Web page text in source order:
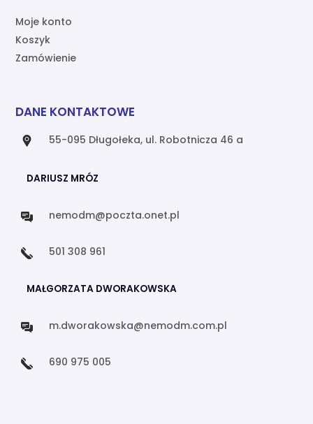
Moje konto
Koszyk
Zamówienie
DANE KONTAKTOWE
55-095 Długołeka, ul. Robotnicza 46 a
DARIUSZ MRÓZ
nemodm@poczta.onet.pl
501 308 961
MAŁGORZATA DWORAKOWSKA
m.dworakowska@nemodm.com.pl
690 975 005